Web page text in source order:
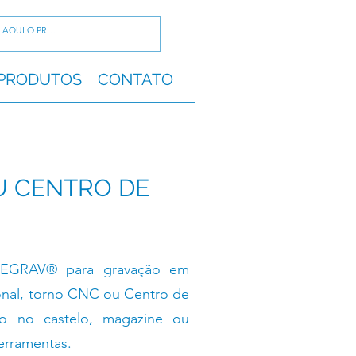
CONTATO
CENTRO DE
para gravação em
torno CNC ou Centro de
no castelo, magazine ou